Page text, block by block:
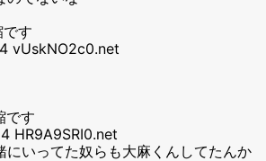
です
vUskNO2c0.net
です
HR9A9SRI0.net
にいってた奴らも大麻くんしてたんか